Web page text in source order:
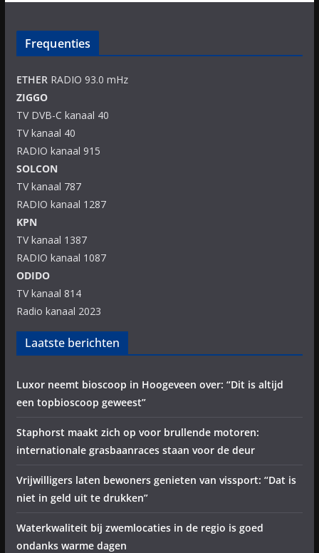
Frequenties
ETHERRADIO 93.0 mHz
ZIGGO
TV DVB-C kanaal 40
TV kanaal 40
RADIO kanaal 915
SOLCON
TV kanaal 787
RADIO kanaal 1287
KPN
TV kanaal 1387
RADIO kanaal 1087
ODIDO
TV kanaal 814
Radio kanaal 2023
Laatste berichten
Luxor neemt bioscoop in Hoogeveen over: “Dit is altijd
een topbioscoop geweest”
Staphorst maakt zich op voor brullende motoren:
internationale grasbaanraces staan voor de deur
Vrijwilligers laten bewoners genieten van vissport: “Dat is
niet in geld uit te drukken”
Waterkwaliteit bij zwemlocaties in de regio is goed
ondanks warme dagen